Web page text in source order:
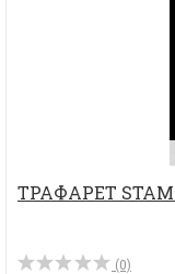
ТРАФАРЕТ
(0)